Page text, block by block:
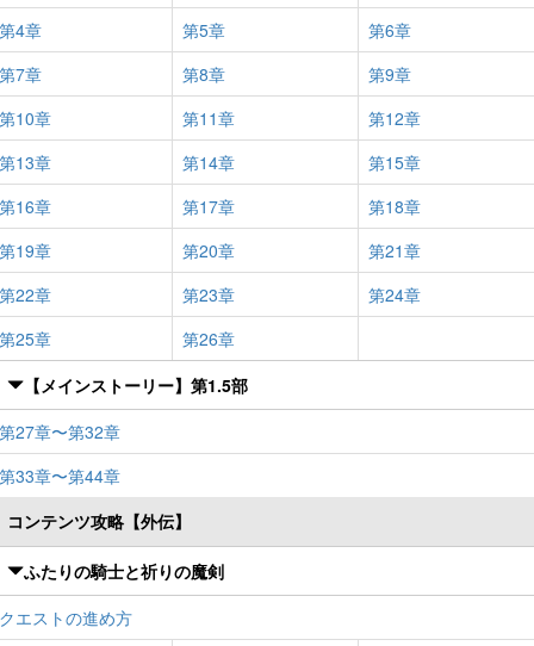
第4章
第5章
第6章
第7章
第8章
第9章
第10章
第11章
第12章
第13章
第14章
第15章
第16章
第17章
第18章
第19章
第20章
第21章
第22章
第23章
第24章
第25章
第26章
【メインストーリー】第1.5部
第27章〜第32章
第33章〜第44章
コンテンツ攻略【外伝】
ふたりの騎士と祈りの魔剣
クエストの進め方